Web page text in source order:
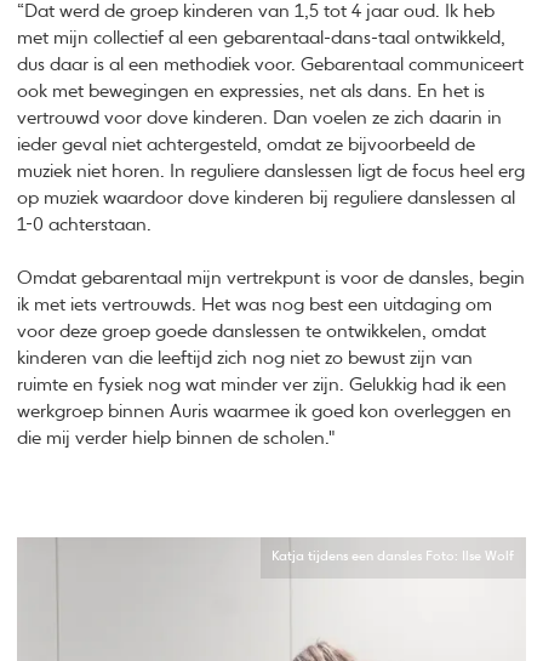
“Dat werd de groep kinderen van 1,5 tot 4 jaar oud. Ik heb
met mijn collectief al een gebarentaal-dans-taal ontwikkeld,
dus daar is al een methodiek voor. Gebarentaal communiceert
ook met bewegingen en expressies, net als dans. En het is
vertrouwd voor dove kinderen. Dan voelen ze zich daarin in
ieder geval niet achtergesteld, omdat ze bijvoorbeeld de
muziek niet horen. In reguliere danslessen ligt de focus heel erg
op muziek waardoor dove kinderen bij reguliere danslessen al
1-0 achterstaan.
Omdat gebarentaal mijn vertrekpunt is voor de dansles, begin
ik met iets vertrouwds. Het was nog best een uitdaging om
voor deze groep goede danslessen te ontwikkelen, omdat
kinderen van die leeftijd zich nog niet zo bewust zijn van
ruimte en fysiek nog wat minder ver zijn. Gelukkig had ik een
werkgroep binnen Auris waarmee ik goed kon overleggen en
die mij verder hielp binnen de scholen."
Katja tijdens een dansles Foto: Ilse Wolf